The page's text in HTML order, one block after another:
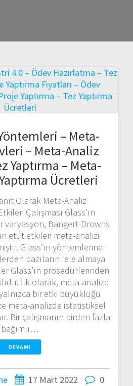
– Meta-
– Meta-Analiz
Yaptırma – Meta-
Ücretleri
Olarak Meta-Analiz
Çalışması Glass’ın
varyasyon, Bangert-Drowns
etüt etkileri meta-analizi
Glass’ın yöntemlerine
bazılarını ele almaya
Glass’ın prosedürlerinden
İlk olarak, meta-analize
bir etki büyüklüğü
meta-analizde istatistiksel
Bir çalışmanın birden fazla
bağımlı…
DEVAMI
17 Mart 2022 0